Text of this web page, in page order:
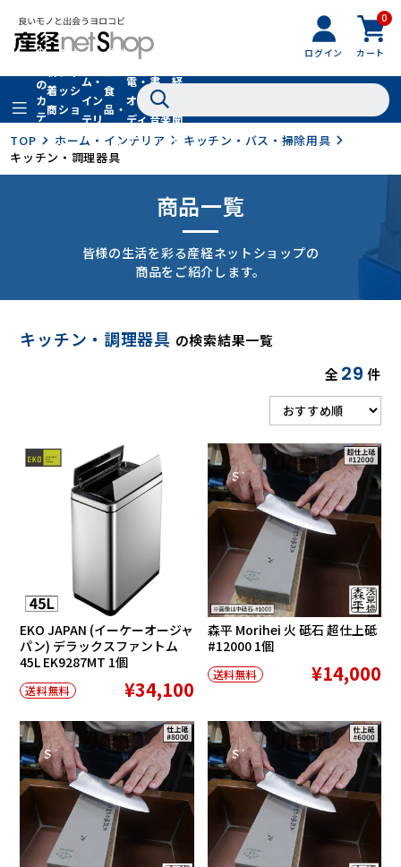
ログイン
0
カート
全
の
カ
テ
リ
着
商
品
フ
ッ
シ
ョ
ン
フ
ァ
シ
ョ
ン
小
物
ム・
イン
テリ
ア
グル
食
品・
ドリ
ンク
家
電・
オー
ディ
オ
書
籍・
音楽
経
聞
社
TOP ホーム・インテリア
キッチン・バス・掃除用具
キッチン・調理器具
商品一覧
皆様の生活を彩る産経ネットショップの
商品をご紹介します。
キッチン・調理器具 の検索結果一覧
全29 件
在庫切れ
EKO JAPAN (イーケーオージャ
パン) デラックスファントム
45L EK9287MT 1個
送料無料 ¥34,100
SALE
森平 Morihei 火 砥石 超仕上砥
#12000 1個
送料無料 ¥14,000
SALE SALE